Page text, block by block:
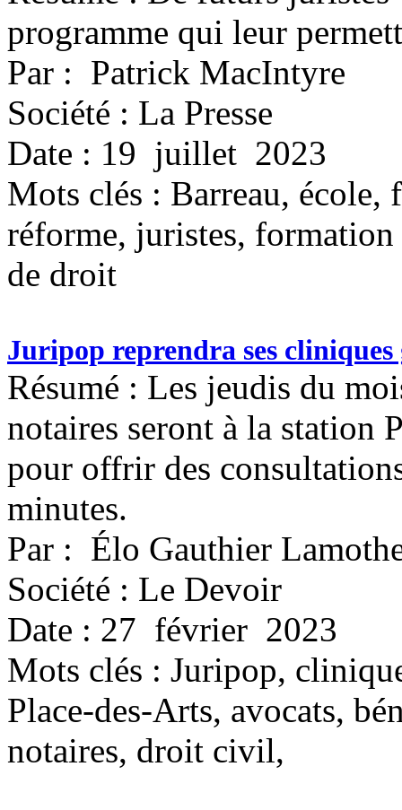
programme qui leur
Par : Patrick MacIntyre
Société : La Presse
Date : 19 juillet 2023
Mots clés : Barreau, école,
réforme, juristes,
de droit
Juripop reprendra ses
Résumé : Les jeudis du
notaires seront à la station
pour offrir des
minutes.
Par : Élo Gauthier
Société : Le Devoir
Date : 27 février 2023
Mots clés : Juripop,
Place-des-Arts, avocats,
notaires, droit civil,